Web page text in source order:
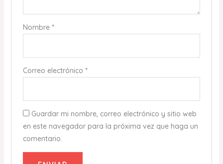
Nombre *
Correo electrónico *
Guardar mi nombre, correo electrónico y sitio web
en este navegador para la próxima vez que haga un
comentario.